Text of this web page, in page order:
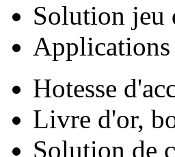
Solution jeu
Applications
Hotesse
Livre d'or,
Solution de